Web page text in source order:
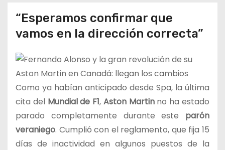
“Esperamos confirmar que
vamos en la dirección correcta”
Como ya habían anticipado desde Spa, la última
cita del Mundial de F1, Aston Martinno ha estado
parado completamente durante este parón
veraniego. Cumplió con el reglamento, que fija 15
días de inactividad en algunos puestos de la